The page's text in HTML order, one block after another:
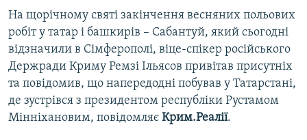
Усі сайти RFE/RL
На щорічному святі закінчення весняних польових
робіт у татар і башкирів – Сабантуй, який сьогодні
відзначили в Сімферополі, віце-спікер російського
Держради Криму Ремзі Ільясов привітав присутніх
та повідомив, що напередодні побував у Татарстані,
де зустрівся з президентом республіки Рустамом
Мінніхановим, повідомляє Крим.Реалії.